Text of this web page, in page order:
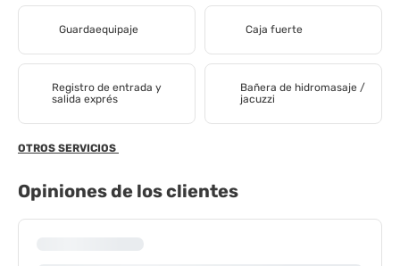
Guardaequipaje Caja fuerte
Registro de entrada y
salida exprés
Bañera de hidromasaje /
jacuzzi
OTROS SERVICIOS
Opiniones de los clientes